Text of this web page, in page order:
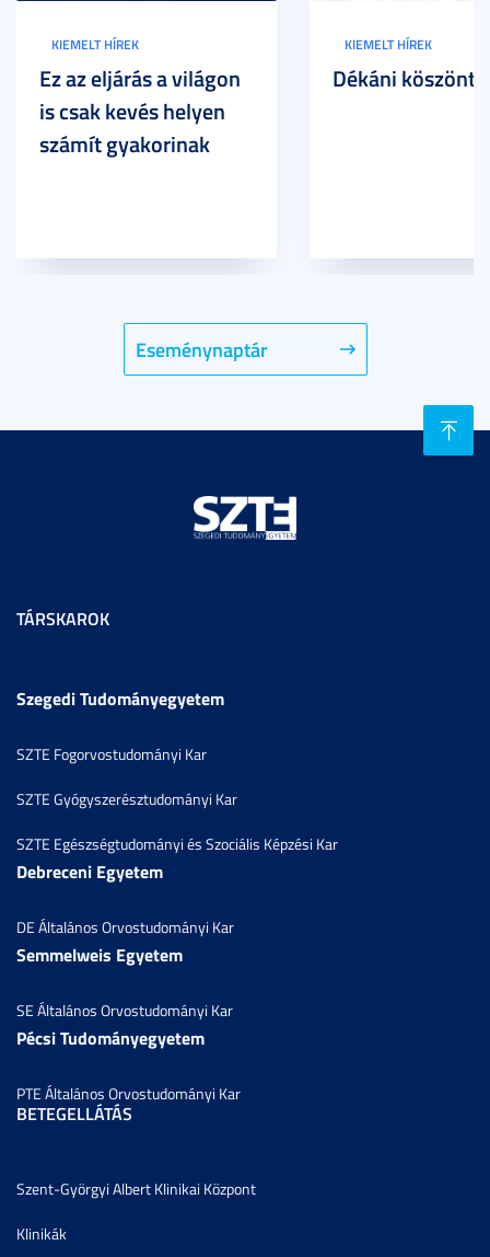
Eseménynaptár
KIEMELT HÍREK
Ez az eljárás a világon
is csak kevés helyen
számít gyakorinak
KIEMELT HÍREK
Dékáni köszöntő
TÁRSKAROK
Szegedi Tudományegyetem
SZTE Fogorvostudományi Kar
SZTE Gyógyszerésztudományi Kar
SZTE Egészségtudományi és Szociális Képzési Kar
Debreceni Egyetem
DE Általános Orvostudományi Kar
Semmelweis Egyetem
SE Általános Orvostudományi Kar
Pécsi Tudományegyetem
PTE Általános Orvostudományi Kar
BETEGELLÁTÁS
Szent-Györgyi Albert Klinikai Központ
Klinikák